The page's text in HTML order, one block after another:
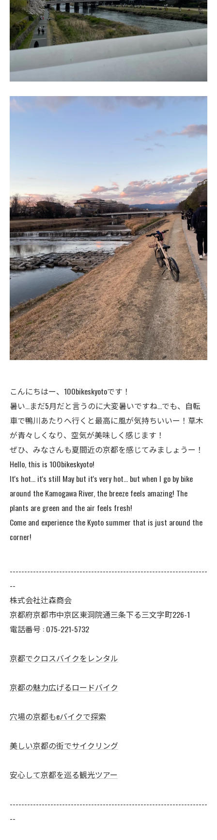
こんにちはー、100bikeskyotoです！
暑い…まだ5月だと言うのに大変暑いですね…でも、自転
車で鴨川あたりへ行くと最高に風が気持ちいいー！草木
が青々しくなり、空気が美味しく感じます！
ぜひ、みなさんも夏間近の京都を感じてみましょうー！
Hello, this is 100bikeskyoto!
It's hot... it's still May but it's very hot... but when I go by bike
around the Kamogawa River, the breeze feels amazing! The
plants are green and the air feels fresh!
Come and experience the Kyoto summer that is just around the
corner!
--------------------------------------------------------------------
--
株式会社辻森商会
京都府京都市中京区東洞院通三条下る三文字町226-1
電話番号 : 075-221-5732
京都でクロスバイクをレンタル
京都の魅力広げるロードバイク
穴場の京都もeバイクで探索
美しい京都の街でサイクリング
安心して京都を巡る観光ツアー
--------------------------------------------------------------------
--